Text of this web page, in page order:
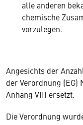
alle anderen
chemische
vorzulegen.
Angesichts der
der Verordnung (EG)
Anhang VIII ersetzt.
Die Verordnung